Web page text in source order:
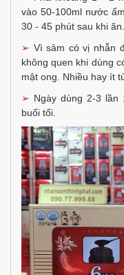
vào 50-100ml nước
30 - 45 phút sau khi
➢ Vì sâm có vị nhẫn
không quen khi dùng
mật ong. Nhiều hay ít
➢ Ngày dùng 2-3 lần
buổi tối.